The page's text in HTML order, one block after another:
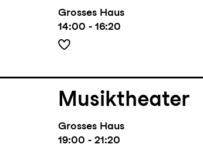
Grosses Haus
14:00 - 16:20
Musiktheater
Grosses Haus
19:00 - 21:20